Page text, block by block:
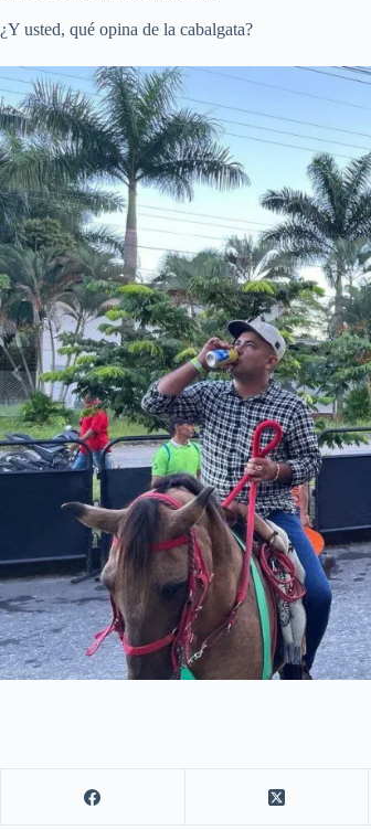
¿Y usted, qué opina de la cabalgata?